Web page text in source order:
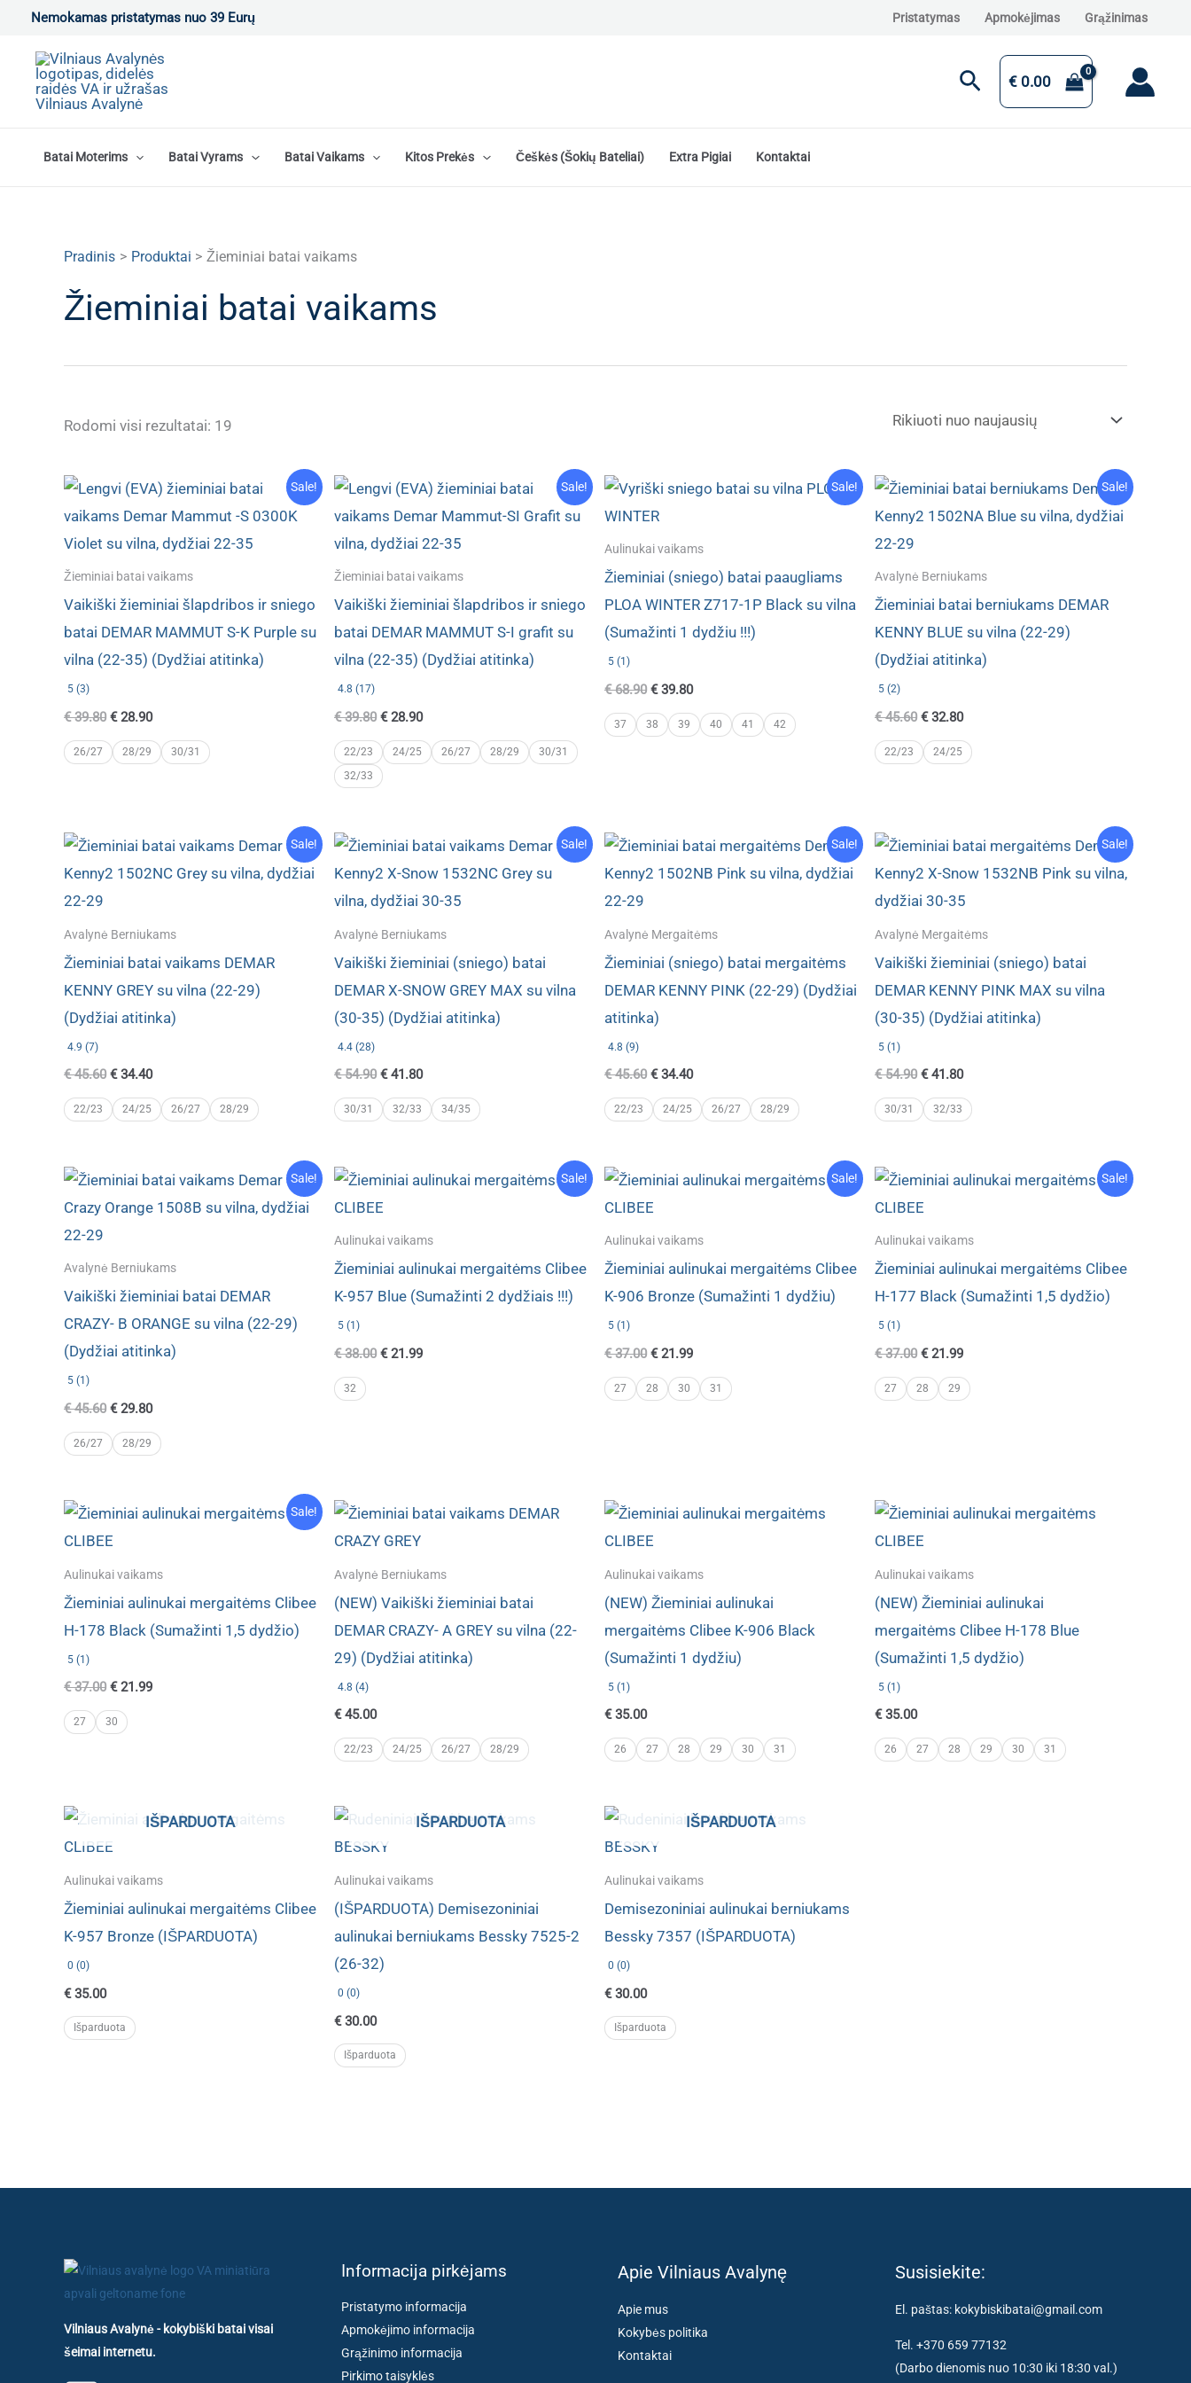
Pereiti
turinio
Nemokamas pristatymas nuo 39 Eurų Pristatymas Apmokėjimas Grąžinimas
Paieška
€0.00
Batai Moterims Batai Vyrams Batai Vaikams Kitos Prekės Češkės (šokių Bateliai) Extra Pigiai Kontaktai
Pradinis Produktai Žieminiai batai vaikams
Žieminiai batai vaikams
Rodomi visi rezultatai: 19
Sale!
Žieminiai batai vaikams
Vaikiški žieminiai šlapdribos ir sniego
batai DEMAR MAMMUT S-K Purple su
vilna (22-35) (Dydžiai atitinka)
5 (3)
€39.80 Original
was:
€ 39.80.
€28.90Current
is:
€ 28.90.
26/27 28/29 30/31
Sale!
Žieminiai batai vaikams
Vaikiški žieminiai šlapdribos ir sniego
batai DEMAR MAMMUT S-I grafit su
vilna (22-35) (Dydžiai atitinka)
4.8 (17)
€39.80 Original
was:
€ 39.80.
€28.90Current
is:
€ 28.90.
22/23 24/25 26/27 28/29
30/31
32/33
Sale!
Aulinukai vaikams
Žieminiai (sniego) batai paaugliams
PLOA WINTER Z717-1P Black su vilna
(Sumažinti 1 dydžiu !!!)
5 (1)
€68.90 Original
was:
€ 68.90.
€39.80Current
is:
€ 39.80.
37 38 39 40 41 42
Sale!
Avalynė Berniukams
Žieminiai batai berniukams DEMAR
KENNY BLUE su vilna (22-29)
(Dydžiai atitinka)
5 (2)
€45.60 Original
was:
€ 45.60.
€32.80Current
is:
€ 32.80.
22/23 24/25
Sale!
Avalynė Berniukams
Žieminiai batai vaikams DEMAR
KENNY GREY su vilna (22-29)
(Dydžiai atitinka)
4.9 (7)
€45.60 Original
was:
€ 45.60.
€34.40Current
is:
€ 34.40.
22/23 24/25 26/27 28/29
Sale!
Avalynė Berniukams
Vaikiški žieminiai (sniego) batai
DEMAR X-SNOW GREY MAX su vilna
(30-35) (Dydžiai atitinka)
4.4 (28)
€54.90 Original
was:
€ 54.90.
€41.80Current
is:
€ 41.80.
30/31 32/33 34/35
Sale!
Avalynė Mergaitėms
Žieminiai (sniego) batai mergaitėms
DEMAR KENNY PINK (22-29) (Dydžiai
atitinka)
4.8 (9)
€45.60 Original
was:
€ 45.60.
€34.40Current
is:
€ 34.40.
22/23 24/25 26/27 28/29
Sale!
Avalynė Mergaitėms
Vaikiški žieminiai (sniego) batai
DEMAR KENNY PINK MAX su vilna
(30-35) (Dydžiai atitinka)
5 (1)
€54.90 Original
was:
€ 54.90.
€41.80Current
is:
€ 41.80.
30/31 32/33
Sale!
Avalynė Berniukams
Vaikiški žieminiai batai DEMAR
CRAZY- B ORANGE su vilna (22-29)
(Dydžiai atitinka)
5 (1)
€45.60 Original
was:
€ 45.60.
€29.80Current
is:
€ 29.80.
26/27 28/29
Sale!
Aulinukai vaikams
Žieminiai aulinukai mergaitėms Clibee
K-957 Blue (Sumažinti 2 dydžiais !!!)
5 (1)
€38.00 Original
€21.99Current
32
Sale!
Aulinukai vaikams
Žieminiai aulinukai mergaitėms Clibee
K-906 Bronze (Sumažinti 1 dydžiu)
5 (1)
€37.00 Original
was:
€ 37.00.
€21.99Current
is:
€ 21.99.
27 28 30 31
Sale!
Aulinukai vaikams
Žieminiai aulinukai mergaitėms Clibee
H-177 Black (Sumažinti 1,5 dydžio)
5 (1)
€37.00 Original
was:
€ 37.00.
€21.99Current
is:
€ 21.99.
27 28 29
Sale!
Aulinukai vaikams
Žieminiai aulinukai mergaitėms Clibee
H-178 Black (Sumažinti 1,5 dydžio)
5 (1)
€37.00 Original
was:
€ 37.00.
€21.99Current
27 30
Avalynė Berniukams
(NEW) Vaikiški žieminiai batai
DEMAR CRAZY- A GREY su vilna (22-
29) (Dydžiai atitinka)
4.8 (4)
€45.00
22/23 24/25 26/27 28/29
Aulinukai vaikams
(NEW) Žieminiai aulinukai
mergaitėms Clibee K-906 Black
(Sumažinti 1 dydžiu)
5 (1)
€35.00
26 27 28 29 30 31
Aulinukai vaikams
(NEW) Žieminiai aulinukai
mergaitėms Clibee H-178 Blue
(Sumažinti 1,5 dydžio)
5 (1)
€35.00
26 27 28 29 30 31
IŠPARDUOTA
Aulinukai vaikams
Žieminiai aulinukai mergaitėms Clibee
K-957 Bronze (IŠPARDUOTA)
0 (0)
€35.00
Išparduota
IŠPARDUOTA
Aulinukai vaikams
(IŠPARDUOTA) Demisezoniniai
aulinukai berniukams Bessky 7525-2
(26-32)
0 (0)
€30.00
Išparduota
IŠPARDUOTA
Aulinukai vaikams
Demisezoniniai aulinukai berniukams
Bessky 7357 (IŠPARDUOTA)
0 (0)
€30.00
Išparduota
Vilniaus Avalynė - kokybiški batai visai
šeimai internetu.
Informacija pirkėjams
Pristatymo informacija
Apmokėjimo informacija
Grąžinimo informacija
Pirkimo taisyklės
Apie Vilniaus Avalynę
Apie mus
Kokybės politika
Kontaktai
Susisiekite:
El. paštas: kokybiskibatai@gmail.com
Tel. +370 659 77132
(Darbo dienomis nuo 10:30 iki 18:30 val.)